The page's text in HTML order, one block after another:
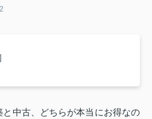
中古、どちらが本当にお得なの